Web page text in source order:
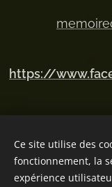
https://
Ce site utilise des
fonctionnement, la
expérience